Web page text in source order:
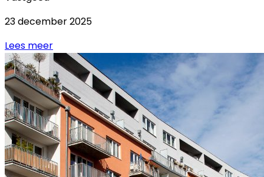
23 december 2025
Lees meer